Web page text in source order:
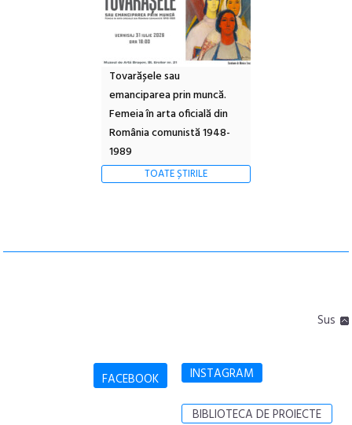
Tovarășele sau
emanciparea prin muncă.
Femeia în arta oficială din
România comunistă 1948-
1989
TOATE ȘTIRILE
Sus
FACEBOOK INSTAGRAM
BIBLIOTECA DE PROIECTE